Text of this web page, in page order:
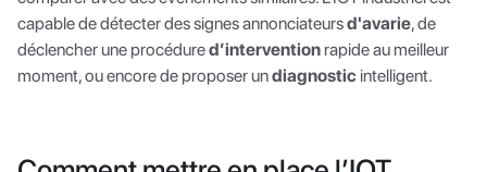
capable de détecter des signes annonciateursd'avarie, de
déclencher une procédured’intervention rapide au meilleur
moment, ou encore de proposer undiagnostic intelligent.